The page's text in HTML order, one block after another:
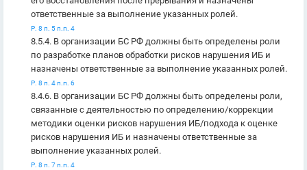
ответственные за выполнение указанных ролей.
Р. 8 п. 5 п.п. 4
8.5.4. В организации БС РФ должны быть определены роли
по разработке планов обработки рисков нарушения ИБ и
назначены ответственные за выполнение указанных ролей.
Р. 8 п. 4 п.п. 6
8.4.6. В организации БС РФ должны быть определены роли,
связанные с деятельностью по определению/коррекции
методики оценки рисков нарушения ИБ/подхода к оценке
рисков нарушения ИБ и назначены ответственные за
выполнение указанных ролей.
Р. 8 п. 7 п.п. 4